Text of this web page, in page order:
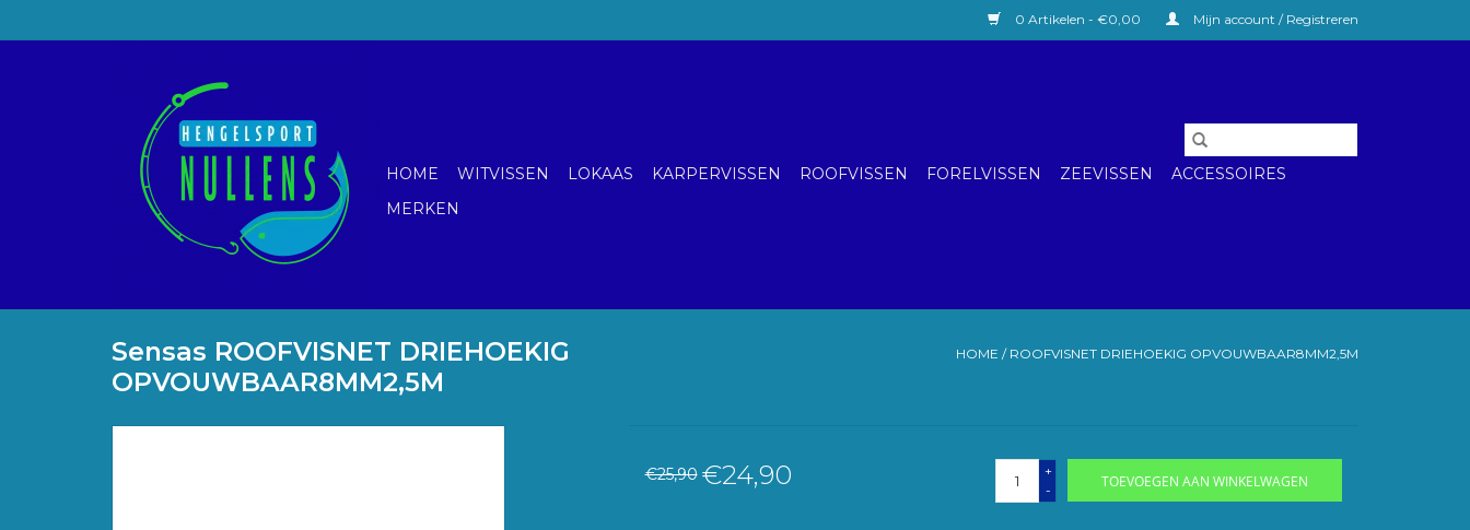
0 Artikelen - €0,00 Mijn account / Registreren
HOME WITVISSEN LOKAAS KARPERVISSEN ROOFVISSEN FORELVISSEN ZEEVISSEN
ACCESSOIRES
MERKEN
Sensas ROOFVISNET DRIEHOEKIG
OPVOUWBAAR8MM2,5M
HOME / ROOFVISNET DRIEHOEKIG OPVOUWBAAR8MM2,5M
€25,90 €24,90
+
-
TOEVOEGEN AAN WINKELWAGEN